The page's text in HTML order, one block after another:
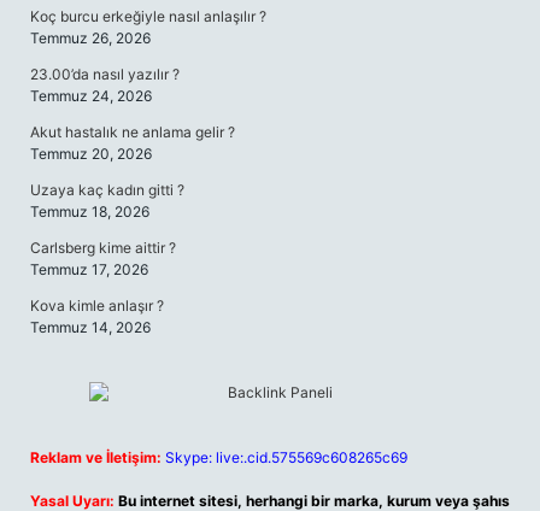
Koç burcu erkeğiyle nasıl anlaşılır ?
Temmuz 26, 2026
23.00’da nasıl yazılır ?
Temmuz 24, 2026
Akut hastalık ne anlama gelir ?
Temmuz 20, 2026
Uzaya kaç kadın gitti ?
Temmuz 18, 2026
Carlsberg kime aittir ?
Temmuz 17, 2026
Kova kimle anlaşır ?
Temmuz 14, 2026
Reklam ve İletişim: Skype: live:.cid.575569c608265c69
Yasal Uyarı: Bu internet sitesi, herhangi bir marka, kurum veya şahıs